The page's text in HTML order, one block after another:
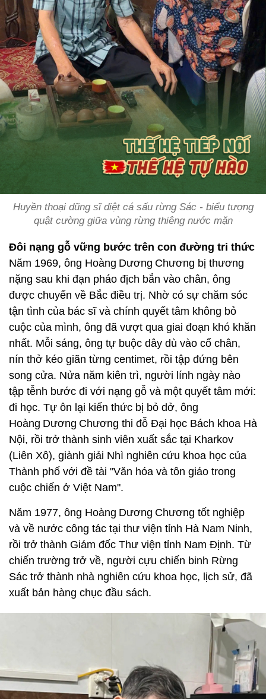
Huyền thoại dũng sĩ diệt cá sấu rừng Sác - biểu tượng
quật cường giữa vùng rừng thiêng nước mặn
Đôi nạng gỗ vững bước trên con đường tri thức
Năm 1969, ông Hoàng Dương Chương bị thương
nặng sau khi đạn pháo địch bắn vào chân, ông
được chuyển về Bắc điều trị. Nhờ có sự chăm sóc
tận tình của bác sĩ và chính quyết tâm không bỏ
cuộc của mình, ông đã vượt qua giai đoạn khó khăn
nhất. Mỗi sáng, ông tự buộc dây dù vào cổ chân,
nín thở kéo giãn từng centimet, rồi tập đứng bên
song cửa. Nửa năm kiên trì, người lính ngày nào
tập tễnh bước đi với nạng gỗ và một quyết tâm mới:
đi học. Tự ôn lại kiến thức bị bỏ dở, ông
Hoàng Dương Chương thi đỗ Đại học Bách khoa Hà
Nội, rồi trở thành sinh viên xuất sắc tại Kharkov
(Liên Xô), giành giải Nhì nghiên cứu khoa học của
Thành phố với đề tài "Văn hóa và tôn giáo trong
cuộc chiến ở Việt Nam".
Năm 1977, ông Hoàng Dương Chương tốt nghiệp
và về nước công tác tại thư viện tỉnh Hà Nam Ninh,
rồi trở thành Giám đốc Thư viện tỉnh Nam Định. Từ
chiến trường trở về, người cựu chiến binh Rừng
Sác trở thành nhà nghiên cứu khoa học, lịch sử, đã
xuất bản hàng chục đầu sách.